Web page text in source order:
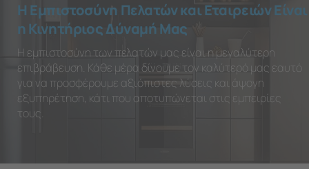
Η Εμπιστοσύνη Πελατών και Εταιρειών Είναι
η Κινητήριος Δύναμή Μας
Η εμπιστοσύνη των πελατών μας είναι η μεγαλύτερη
επιβράβευση. Κάθε μέρα δίνουμε τον καλύτερό μας εαυτό
για να προσφέρουμε αξιόπιστες λύσεις και άψογη
εξυπηρέτηση, κάτι που αποτυπώνεται στις εμπειρίες
τους.